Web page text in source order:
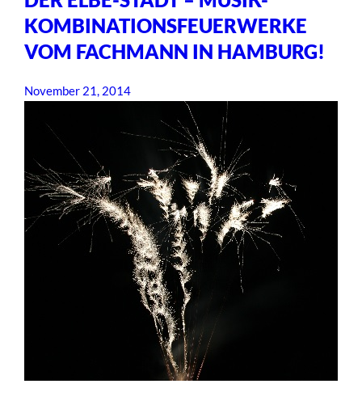
KOMBINATIONSFEUERWERKE
VOM FACHMANN IN HAMBURG!
November 21, 2014